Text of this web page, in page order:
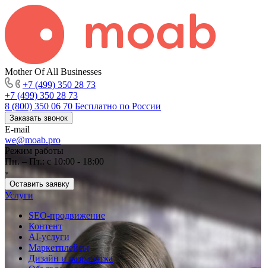
Mother Of All Businesses
+7 (499) 350 28 73
+7 (499) 350 28 73
8 (800) 350 06 70 Бесплатно по России
Заказать звонок
E-mail
we@moab.pro
Режим работы
Пн. – Пт.: с 10:00 - 18:00
Оставить заявку
Услуги
SEO-продвижение
Контент
AI-услуги
Маркетплейсы
Дизайн и разработка